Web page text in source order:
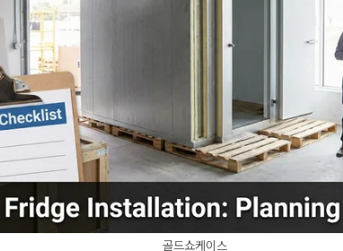
골드쇼케이스